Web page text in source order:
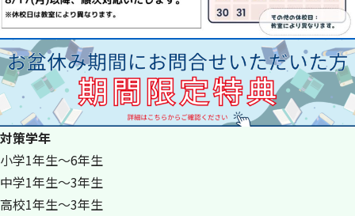
対策学年
小学1年生～6年生
中学1年生～3年生
高校1年生～3年生